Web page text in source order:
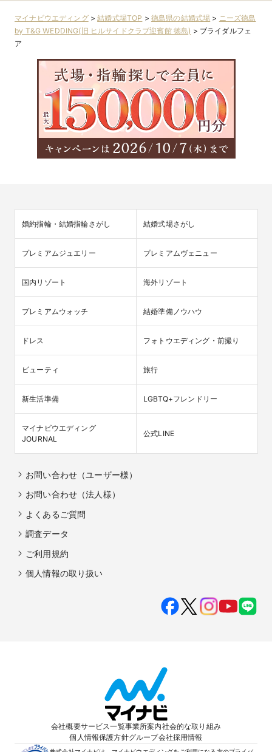
マイナビウエディング>結婚式場TOP > 徳島県の結婚式場 > ニーズ徳島
by T&G WEDDING(旧 ヒルサイドクラブ迎賓館 徳島) > ブライダルフェ
ア
婚約指輪・結婚指輪さがし 結婚式場さがし
プレミアムジュエリー プレミアムヴェニュー
国内リゾート 海外リゾート
プレミアムウォッチ 結婚準備ノウハウ
ドレス フォトウエディング・前撮り
ビューティ 旅行
新生活準備 LGBTQ+フレンドリー
マイナビウエディング
JOURNAL
公式LINE
お問い合わせ（ユーザー様）
お問い合わせ（法人様）
よくあるご質問
調査データ
ご利用規約
個人情報の取り扱い
会社概要サービス一覧事業所案内社会的な取り組み
個人情報保護方針グループ会社採用情報